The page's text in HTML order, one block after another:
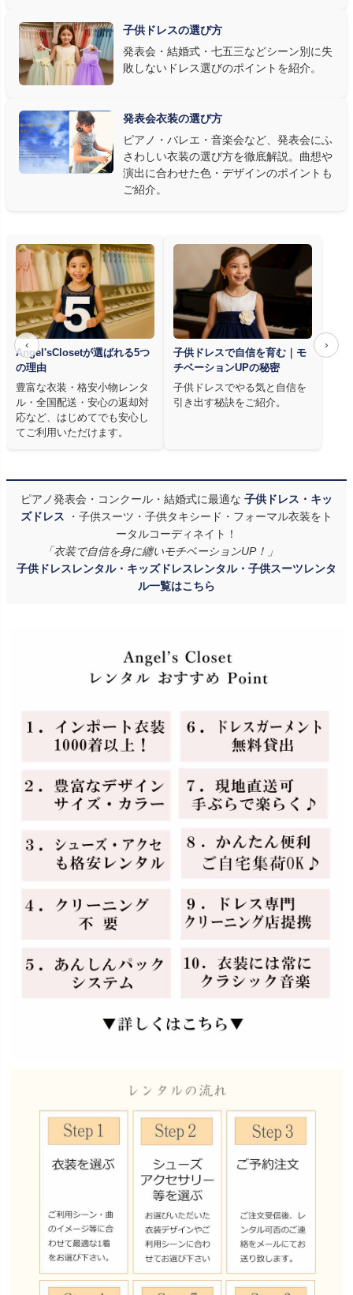
③ 演奏の動きを妨げない設計か確認する
発表会ドレス選びで見落とされがちなのが"動きやすさ"です。ピ
アノならペダル操作を妨げない丈感、バイオリンなら弓を動かす
右腕のゆとり、管楽器なら胸元の締め付けがないこと——演奏の
質は衣装で変わります。Angel's Closetのレンタル衣装は、元ピ
アノ教師の店長が発表会・コンクールでのご使用を前提に厳選し
た商品
を多数ご用意しています。
子供ドレスの選び方
発表会・結婚式・七五三などシーン別に失
敗しないドレス選びのポイントを紹介。
発表会衣装の選び方
ピアノ・バレエ・音楽会など、発表会にふ
さわしい衣装の選び方を徹底解説。曲想や
演出に合わせた色・デザインのポイントも
ご紹介。
‹ ›
Angel'sClosetが選ばれる5つ
の理由
豊富な衣装・格安小物レンタ
ル・全国配送・安心の返却対
応など、はじめてでも安心し
てご利用いただけます。
子供ドレスで自信を育む｜モ
チベーションUPの秘密
子供ドレスでやる気と自信を
引き出す秘訣をご紹介。
ピアノ発表会・コンクール・結婚式に最適な 子供ドレス・キッ
ズドレス
・子供スーツ・子供タキシード・フォーマル衣装をト
ータルコーディネイト！
「衣装で自信を身に纏いモチベーションUP！」
子供ドレスレンタル・キッズドレスレンタル・子供スーツレンタ
ル一覧はこちら